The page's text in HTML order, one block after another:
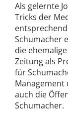
Als gelernte
Tricks der
Schumacher
die
Zeitung als
für
Management
auch die
Schumacher.